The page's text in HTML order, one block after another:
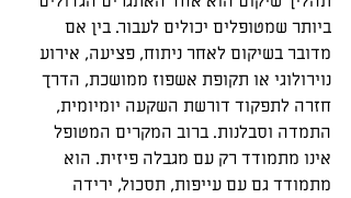
ביותר שמטופלים יכולים לעבור. בין אם
מדובר בשיקום לאחר ניתוח, פציעה, אירוע
נוירולוגי או תקופת אשפוז ממושכת, הדרך
חזרה לתפקוד דורשת השקעה יומיומית,
התמדה וסבלנות. ברוב המקרים המטופל
אינו מתמודד רק עם מגבלה פיזית. הוא
מתמודד גם עם עייפות, תסכול, ירידה